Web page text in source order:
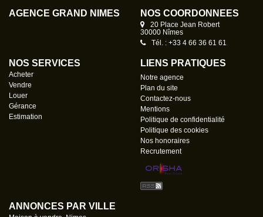
AGENCE GRAND NÎMES NOS COORDONNÉES
20 Place Jean Robert
30000 Nîmes
Tél. : +33 4 66 36 61 61
NOS SERVICES
Acheter
Vendre
Louer
Gérance
Estimation
LIENS PRATIQUES
Notre agence
Plan du site
Contactez-nous
Mentions
Politique de confidentialité
Politique des cookies
Nos honoraires
Recrutement
ANNONCES PAR VILLE